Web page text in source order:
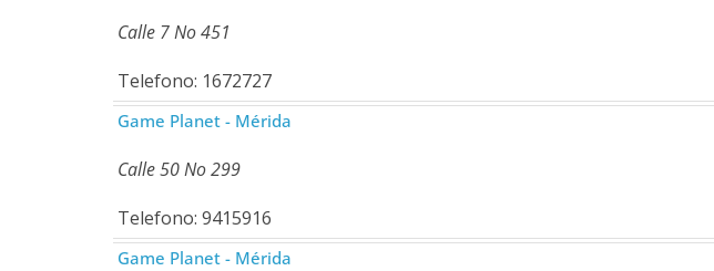
Calle 7 No 451
Telefono: 1672727
Game Planet - Mérida
Calle 50 No 299
Telefono: 9415916
Game Planet - Mérida